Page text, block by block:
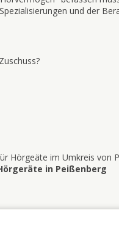
und der
Hörgeäte im Umkreis von
in Peißenberg